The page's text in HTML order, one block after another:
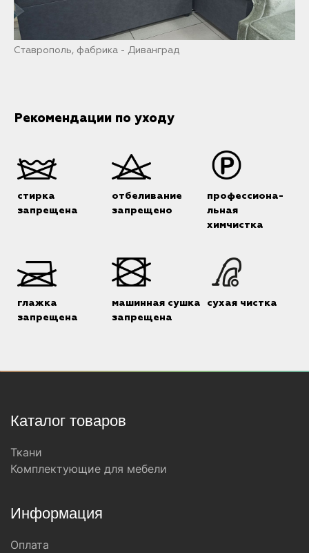
Ставрополь, фабрика - Диванград
Рекомендации по уходу
стирка
запрещена
отбеливание
запрещено
профессиона-
льная
химчистка
глажка
запрещена
машинная сушка
запрещена
сухая чистка
Каталог товаров
Ткани
Комплектующие для мебели
Информация
Оплата